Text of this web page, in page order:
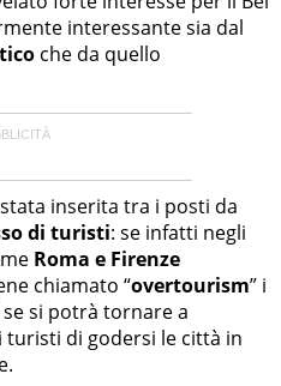
interessante sia dal
che da quello
inserita tra i posti da
di turisti: se infatti negli
Roma e Firenze
chiamato “overtourism” i
si potrà tornare a
di godersi le città in